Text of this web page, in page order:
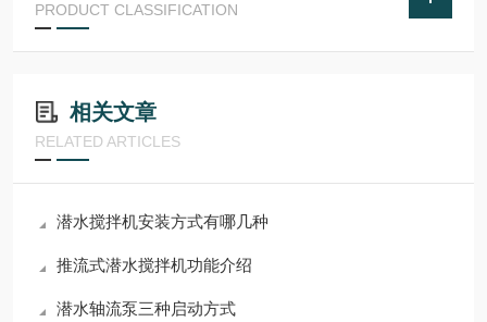
PRODUCT CLASSIFICATION
相关文章
RELATED ARTICLES
潜水搅拌机安装方式有哪几种
推流式潜水搅拌机功能介绍
潜水轴流泵三种启动方式